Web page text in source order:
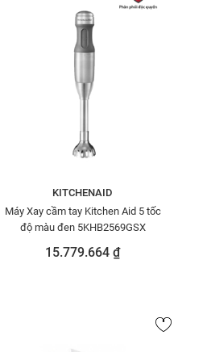
KITCHENAID
Máy Xay cầm tay Kitchen Aid 5 tốc
độ màu đen 5KHB2569GSX
15.779.664 ₫